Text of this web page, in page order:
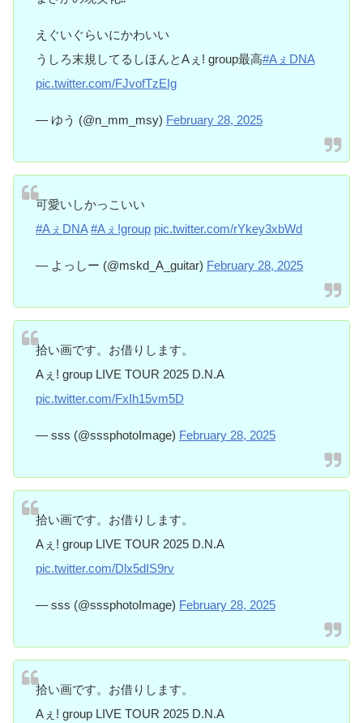
えぐいぐらいにかわいい
うしろ末規してるしほんとAぇ! group最高#AぇDNA
pic.twitter.com/FJvofTzEIg
— ゆう (@n_mm_msy) February 28, 2025
可愛いしかっこいい
#AぇDNA #Aぇǃgroup pic.twitter.com/rYkey3xbWd
— よっしー (@mskd_A_guitar) February 28, 2025
拾い画です。お借りします。
Aぇ! group LIVE TOUR 2025 D.N.A
pic.twitter.com/FxIh15vm5D
— sss (@sssphotoImage) February 28, 2025
拾い画です。お借りします。
Aぇ! group LIVE TOUR 2025 D.N.A
pic.twitter.com/Dlx5dIS9rv
— sss (@sssphotoImage) February 28, 2025
拾い画です。お借りします。
Aぇ! group LIVE TOUR 2025 D.N.A